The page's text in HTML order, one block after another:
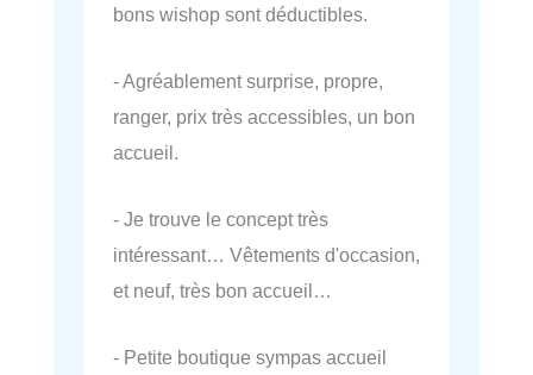
bons wishop sont déductibles.
- Agréablement surprise, propre,
ranger, prix très accessibles, un bon
accueil.
- Je trouve le concept très
intéressant… Vêtements d'occasion,
et neuf, très bon accueil…
- Petite boutique sympas accueil